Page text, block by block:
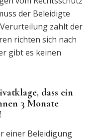
der Beleidigte
zahlt der
richten sich nach
gibt es keinen
dass ein
3 Monate
einer Beleidigung